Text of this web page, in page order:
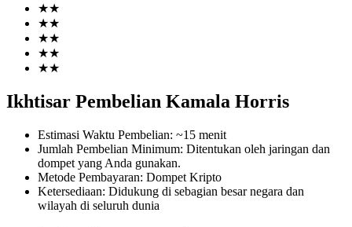
Kontrak berjangka menggunakan USDT sebagai jaminannya
COIN-M Berjangka
Mata Uang Kripto Berjangka
★★
★★
★★
★★
★★
Ikhtisar Pembelian Kamala Horris
Estimasi Waktu Pembelian: ~15 menit
Jumlah Pembelian Minimum: Ditentukan oleh jaringan dan
dompet yang Anda gunakan.
Metode Pembayaran: Dompet Kripto
Ketersediaan: Didukung di sebagian besar negara dan
wilayah di seluruh dunia